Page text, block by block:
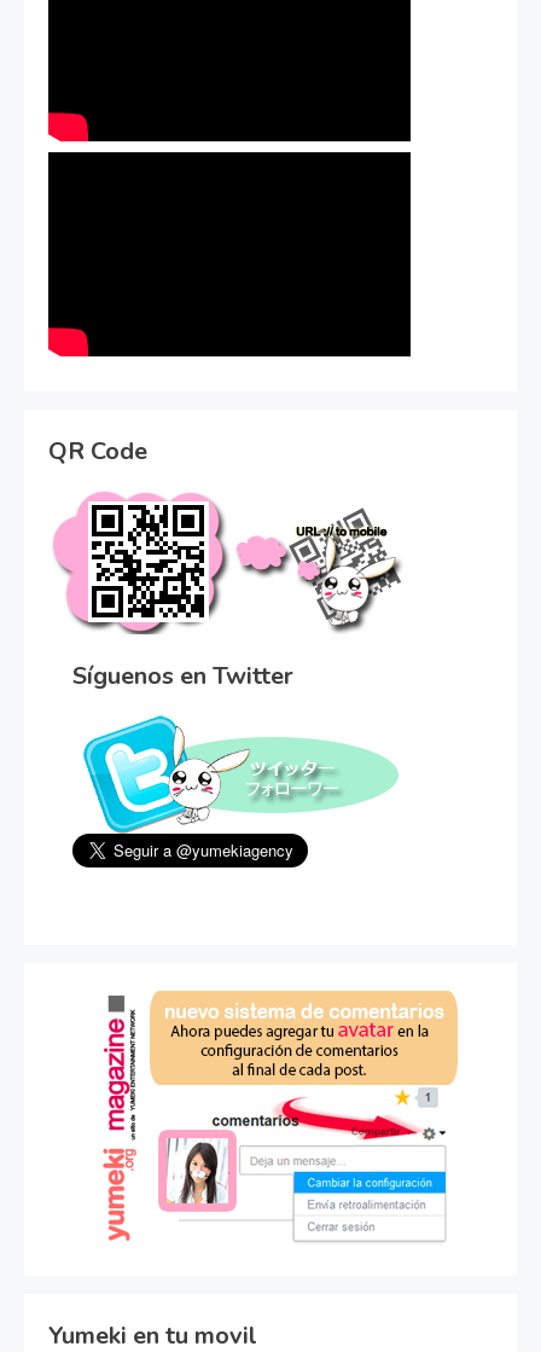
QR Code
Síguenos en Twitter
Yumeki en tu movil